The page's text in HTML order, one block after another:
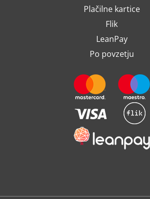
Plačilne kartice
Flik
LeanPay
Po povzetju